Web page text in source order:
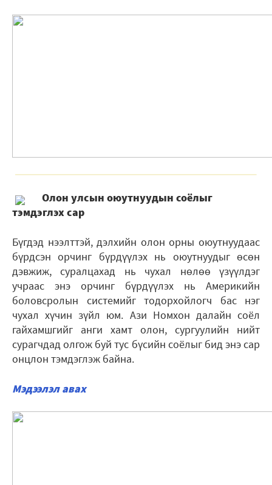
Олон улсын оюутнуудын соёлыг
тэмдэглэх сар
Бүгдэд нээлттэй, дэлхийн олон орны оюутнуудаас
бүрдсэн орчинг бүрдүүлэх нь оюутнуудыг өсөн
дэвжиж, суралцахад нь чухал нөлөө үзүүлдэг
учраас энэ орчинг бүрдүүлэх нь Америкийн
боловсролын системийг тодорхойлогч бас нэг
чухал хүчин зүйл юм. Ази Номхон далайн соёл
гайхамшгийг анги хамт олон, сургуулийн нийт
сурагчдад олгож буй тус бүсийн соёлыг бид энэ сар
онцлон тэмдэглэж байна.
Мэдээлэл авах